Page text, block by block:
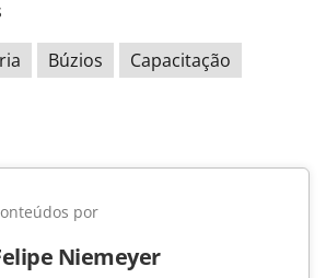
Búzios
Capacitação
por
Niemeyer